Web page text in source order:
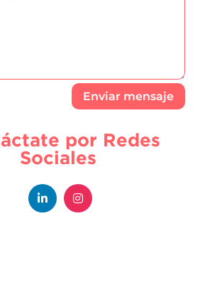
Enviar mensaje
por Redes
Sociales